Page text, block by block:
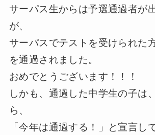
サーパス生からは予選通過者が
が、
サーパスでテストを受けられた
を通過されました。
おめでとうございます！！！
しかも、通過した中学生の子は
ら、
「今年は通過する！」と宣言し